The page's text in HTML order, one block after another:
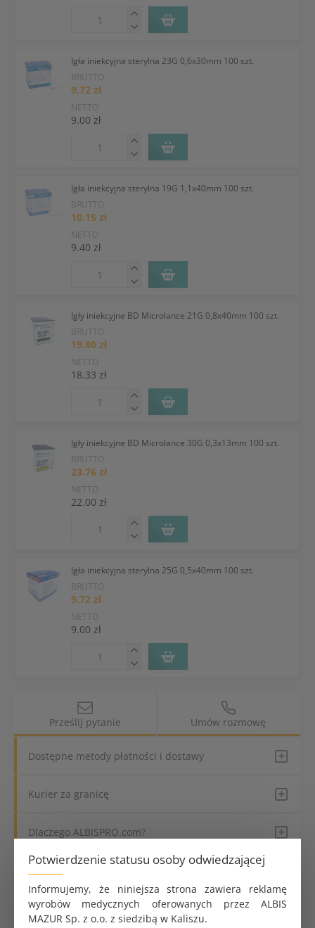
Potwierdzenie statusu osoby odwiedzającej
Informujemy, że niniejsza strona zawiera reklamę
wyrobów medycznych oferowanych przez ALBIS
MAZUR Sp. z o.o. z siedzibą w Kaliszu.
Igła iniekcyjna sterylna 23G 0,6x30mm 100 szt.
BRUTTO
9.72 zł
NETTO
9.00 zł
Igła iniekcyjna sterylna 19G 1,1x40mm 100 szt.
BRUTTO
10.15 zł
NETTO
9.40 zł
Igły iniekcyjne BD Microlance 21G 0,8x40mm 100 szt.
BRUTTO
19.80 zł
NETTO
18.33 zł
Igły iniekcyjne BD Microlance 30G 0,3x13mm 100 szt.
BRUTTO
23.76 zł
NETTO
22.00 zł
Igła iniekcyjna sterylna 25G 0,5x40mm 100 szt.
BRUTTO
9.72 zł
NETTO
9.00 zł
Prześlij pytanie Umów rozmowę
Dostępne metody płatności i dostawy
Kurier za granicę
Dlaczego ALBISPRO.com?
Przeznaczenie produktu Jednorazowe